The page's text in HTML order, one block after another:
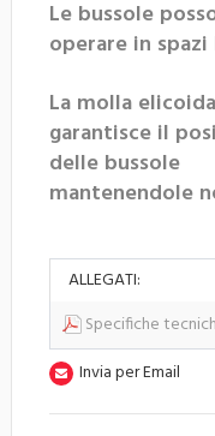
Le bussole
operare in
La molla
garantisce il
delle bussole
mantenendole
ALLEGATI:
Specifiche
Invia per Email